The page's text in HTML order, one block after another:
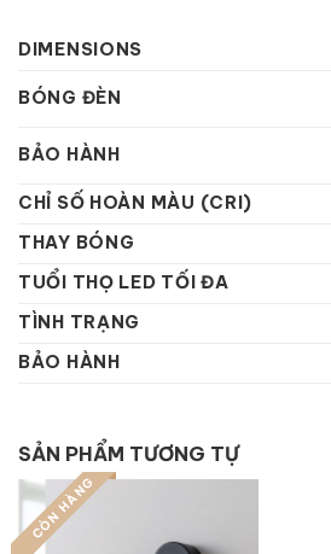
DIMENSIONS
BÓNG ĐÈN
BẢO HÀNH
CHỈ SỐ HOÀN MÀU (CRI)
THAY BÓNG
TUỔI THỌ LED TỐI ĐA
TÌNH TRẠNG
BẢO HÀNH
SẢN PHẨM TƯƠNG TỰ
CÒN HÀNG